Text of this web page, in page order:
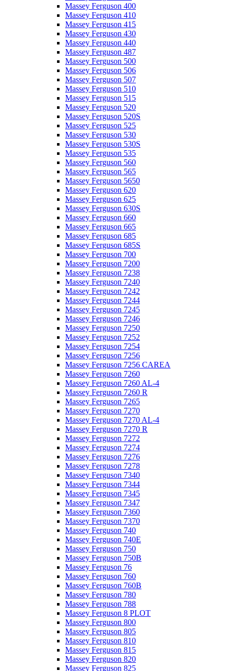
Massey Ferguson 400
Massey Ferguson 410
Massey Ferguson 415
Massey Ferguson 430
Massey Ferguson 440
Massey Ferguson 487
Massey Ferguson 500
Massey Ferguson 506
Massey Ferguson 507
Massey Ferguson 510
Massey Ferguson 515
Massey Ferguson 520
Massey Ferguson 520S
Massey Ferguson 525
Massey Ferguson 530
Massey Ferguson 530S
Massey Ferguson 535
Massey Ferguson 560
Massey Ferguson 565
Massey Ferguson 5650
Massey Ferguson 620
Massey Ferguson 625
Massey Ferguson 630S
Massey Ferguson 660
Massey Ferguson 665
Massey Ferguson 685
Massey Ferguson 685S
Massey Ferguson 700
Massey Ferguson 7200
Massey Ferguson 7238
Massey Ferguson 7240
Massey Ferguson 7242
Massey Ferguson 7244
Massey Ferguson 7245
Massey Ferguson 7246
Massey Ferguson 7250
Massey Ferguson 7252
Massey Ferguson 7254
Massey Ferguson 7256
Massey Ferguson 7256 CAREA
Massey Ferguson 7260
Massey Ferguson 7260 AL-4
Massey Ferguson 7260 R
Massey Ferguson 7265
Massey Ferguson 7270
Massey Ferguson 7270 AL-4
Massey Ferguson 7270 R
Massey Ferguson 7272
Massey Ferguson 7274
Massey Ferguson 7276
Massey Ferguson 7278
Massey Ferguson 7340
Massey Ferguson 7344
Massey Ferguson 7345
Massey Ferguson 7347
Massey Ferguson 7360
Massey Ferguson 7370
Massey Ferguson 740
Massey Ferguson 740E
Massey Ferguson 750
Massey Ferguson 750B
Massey Ferguson 76
Massey Ferguson 760
Massey Ferguson 760B
Massey Ferguson 780
Massey Ferguson 788
Massey Ferguson 8 PLOT
Massey Ferguson 800
Massey Ferguson 805
Massey Ferguson 810
Massey Ferguson 815
Massey Ferguson 820
Massey Ferguson 825